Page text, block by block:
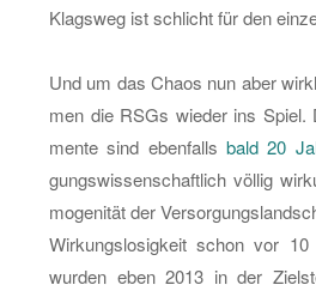
Klags­weg ist schlicht für den
Und um das Chaos nun aber
men die RSGs wie­der ins
men­te sind eben­falls bald 20
gungs­wis­sen­schaft­lich völ­lig
mo­ge­ni­tät der
Wir­kungs­lo­sig­keit schon vor
wur­den eben 2013 in der